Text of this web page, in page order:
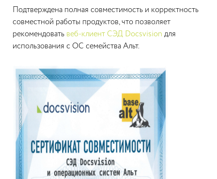
Подтверждена полная совместимость и корректность
совместной работы продуктов, что позволяет
рекомендовать веб-клиент СЭД Docsvision для
использования с ОС семейства Альт.